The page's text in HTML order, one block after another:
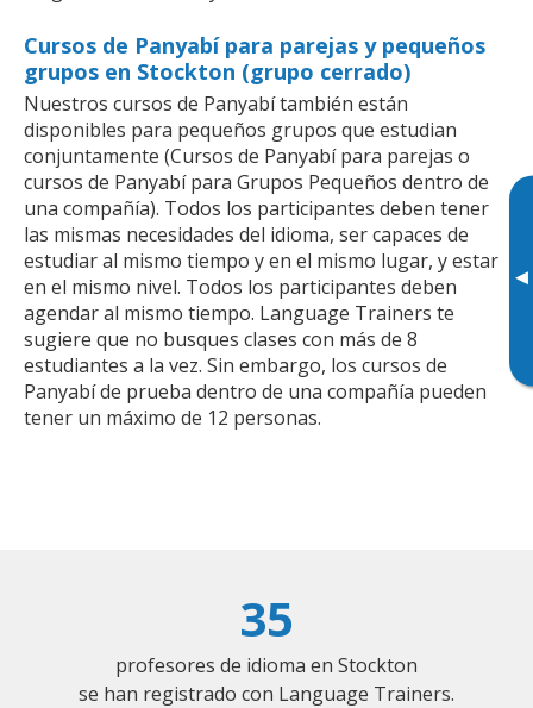
▸
Cursos de Panyabí para parejas y pequeños
grupos en Stockton (grupo cerrado)
Nuestros cursos de Panyabí también están
disponibles para pequeños grupos que estudian
conjuntamente (Cursos de Panyabí para parejas o
cursos de Panyabí para Grupos Pequeños dentro de
una compañía). Todos los participantes deben tener
las mismas necesidades del idioma, ser capaces de
estudiar al mismo tiempo y en el mismo lugar, y estar
en el mismo nivel. Todos los participantes deben
agendar al mismo tiempo. Language Trainers te
sugiere que no busques clases con más de 8
estudiantes a la vez. Sin embargo, los cursos de
Panyabí de prueba dentro de una compañía pueden
tener un máximo de 12 personas.
35
profesores de idioma en Stockton
se han registrado con Language Trainers.